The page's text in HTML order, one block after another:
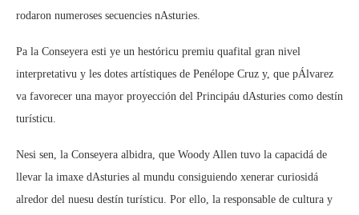
rodaron numeroses secuencies nAsturies.
Pa la Conseyera esti ye un hestóricu premiu quafital gran nivel
interpretativu y les dotes artístiques de Penélope Cruz y, que pÁlvarez
va favorecer una mayor proyección del Principáu dAsturies como destín
turísticu.
Nesi sen, la Conseyera albidra, que Woody Allen tuvo la capacidá de
llevar la imaxe dAsturies al mundu consiguiendo xenerar curiosidá
alredor del nuesu destín turísticu. Por ello, la responsable de cultura y